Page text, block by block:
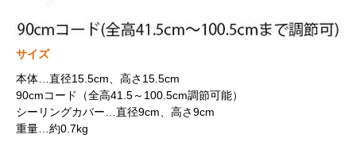
サイズ
本体…直径15.5cm、高さ15.5cm
90cmコード（全高41.5～100.5cm調節可能）
シーリングカバー…直径9cm、高さ9cm
重量…約0.7kg